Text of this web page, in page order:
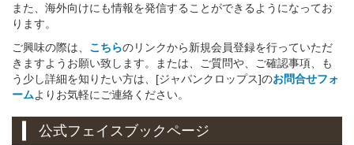
また、海外向けにも情報を発信することができるようになってお
ります。
ご興味の際は、 こちらのリンクから新規会員登録を行っていただ
きますようお願い致します。または、ご質問や、ご確認事項、も
う少し詳細を知りたい方は、[ジャパンクロップス]のお問合せフォ
ームよりお気軽にご連絡ください。
公式フェイスブックページ